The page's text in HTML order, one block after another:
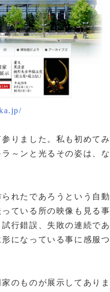
りました。私も初めてみ
～ンと光るその姿は、な
れたであろうという自動
ている所の映像も見る事
行錯誤、失敗の連続であ
になっている事に感服つ
のものが展示してありま